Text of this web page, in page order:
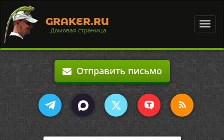
GRAKER.RU
Домовая страница
Отправить письмо